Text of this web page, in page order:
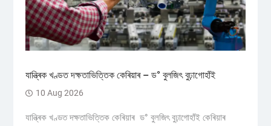
যান্ত্ৰিক খণ্ডত দক্ষতাভিত্তিক কেৰিয়াৰ – ড° বুলজিৎ বুঢ়াগোহাঁই
10 Aug 2026
যান্ত্ৰিক খণ্ডত দক্ষতাভিত্তিক কেৰিয়াৰ ড° বুলজিৎ বুঢ়াগোহাঁই কেৰিয়াৰ